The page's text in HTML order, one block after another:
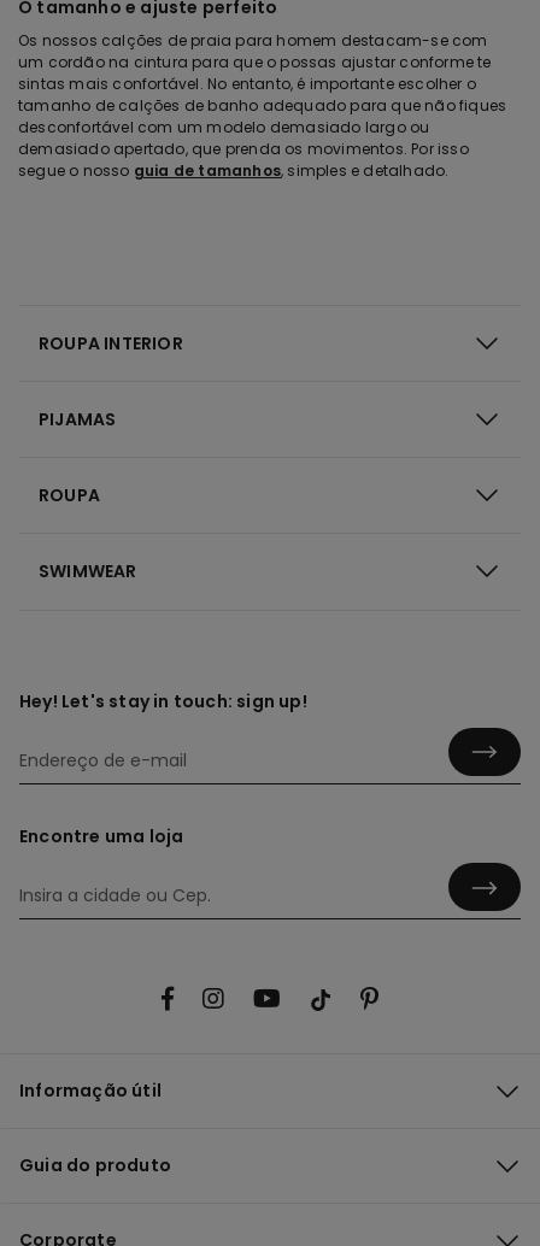
O tamanho e ajuste perfeito
Os nossos calções de praia para homem destacam-se com
um cordão na cintura para que o possas ajustar conforme te
sintas mais confortável. No entanto, é importante escolher o
tamanho de calções de banho adequado para que não fiques
desconfortável com um modelo demasiado largo ou
demasiado apertado, que prenda os movimentos. Por isso
segue o nosso guia de tamanhos, simples e detalhado.
ROUPA INTERIOR
PIJAMAS
ROUPA
SWIMWEAR
Hey! Let's stay in touch: sign up!
Encontre uma loja
Informação útil
Guia do produto
Corporate